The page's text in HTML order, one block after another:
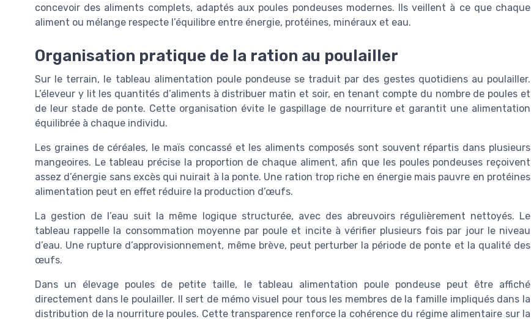
concevoir des aliments complets, adaptés aux poules pondeuses modernes. Ils veillent à ce que chaque
aliment ou mélange respecte l’équilibre entre énergie, protéines, minéraux et eau.
Organisation pratique de la ration au poulailler
Sur le terrain, le tableau alimentation poule pondeuse se traduit par des gestes quotidiens au poulailler.
L’éleveur y lit les quantités d’aliments à distribuer matin et soir, en tenant compte du nombre de poules et
de leur stade de ponte. Cette organisation évite le gaspillage de nourriture et garantit une alimentation
équilibrée à chaque individu.
Les graines de céréales, le maïs concassé et les aliments composés sont souvent répartis dans plusieurs
mangeoires. Le tableau précise la proportion de chaque aliment, afin que les poules pondeuses reçoivent
assez d’énergie sans excès qui nuirait à la ponte. Une ration trop riche en énergie mais pauvre en protéines
alimentation peut en effet réduire la production d’œufs.
La gestion de l’eau suit la même logique structurée, avec des abreuvoirs régulièrement nettoyés. Le
tableau rappelle la consommation moyenne par poule et incite à vérifier plusieurs fois par jour le niveau
d’eau. Une rupture d’approvisionnement, même brève, peut perturber la période de ponte et la qualité des
œufs.
Dans un élevage poules de petite taille, le tableau alimentation poule pondeuse peut être affiché
directement dans le poulailler. Il sert de mémo visuel pour tous les membres de la famille impliqués dans la
distribution de la nourriture poules. Cette transparence renforce la cohérence du régime alimentaire sur la